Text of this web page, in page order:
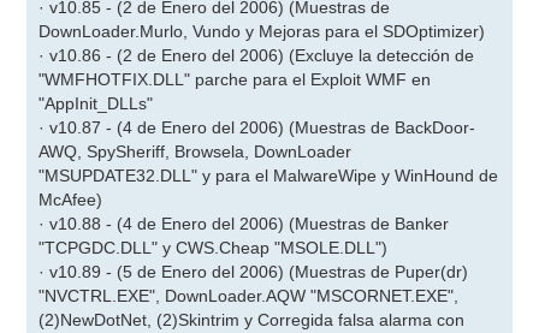
· v10.85 - (2 de Enero del 2006) (Muestras de
DownLoader.Murlo, Vundo y Mejoras para el SDOptimizer)
· v10.86 - (2 de Enero del 2006) (Excluye la detección de
"WMFHOTFIX.DLL" parche para el Exploit WMF en
"AppInit_DLLs"
· v10.87 - (4 de Enero del 2006) (Muestras de BackDoor-
AWQ, SpySheriff, Browsela, DownLoader
"MSUPDATE32.DLL" y para el MalwareWipe y WinHound de
McAfee)
· v10.88 - (4 de Enero del 2006) (Muestras de Banker
"TCPGDC.DLL" y CWS.Cheap "MSOLE.DLL")
· v10.89 - (5 de Enero del 2006) (Muestras de Puper(dr)
"NVCTRL.EXE", DownLoader.AQW "MSCORNET.EXE",
(2)NewDotNet, (2)Skintrim y Corregida falsa alarma con